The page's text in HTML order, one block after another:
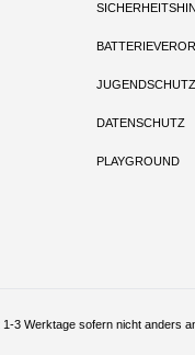
JUGENDSCHUTZ
DATENSCHUTZ
PLAYGROUND
3 Werktage sofern nicht anders